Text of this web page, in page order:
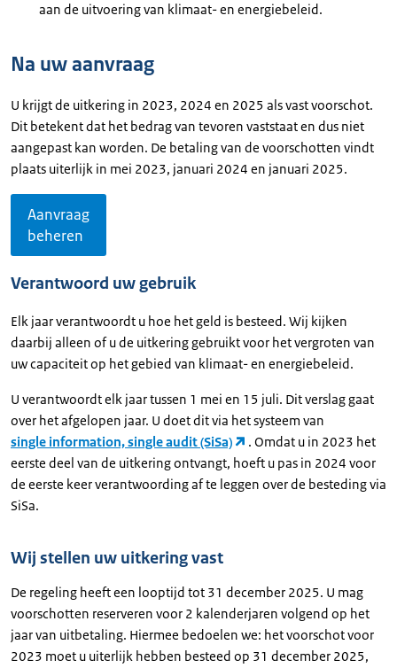
aan de uitvoering van klimaat- en energiebeleid.
Na uw aanvraag
U krijgt de uitkering in 2023, 2024 en 2025 als vast voorschot.
Dit betekent dat het bedrag van tevoren vaststaat en dus niet
aangepast kan worden. De betaling van de voorschotten vindt
plaats uiterlijk in mei 2023, januari 2024 en januari 2025.
Aanvraag
beheren
Verantwoord uw gebruik
Elk jaar verantwoordt u hoe het geld is besteed. Wij kijken
daarbij alleen of u de uitkering gebruikt voor het vergroten van
uw capaciteit op het gebied van klimaat- en energiebeleid.
U verantwoordt elk jaar tussen 1 mei en 15 juli. Dit verslag gaat
over het afgelopen jaar. U doet dit via het systeem van
single information, single audit (SiSa)
. Omdat u in 2023 het
eerste deel van de uitkering ontvangt, hoeft u pas in 2024 voor
de eerste keer verantwoording af te leggen over de besteding via
SiSa.
Wij stellen uw uitkering vast
De regeling heeft een looptijd tot 31 december 2025. U mag
voorschotten reserveren voor 2 kalenderjaren volgend op het
jaar van uitbetaling. Hiermee bedoelen we: het voorschot voor
2023 moet u uiterlijk hebben besteed op 31 december 2025,